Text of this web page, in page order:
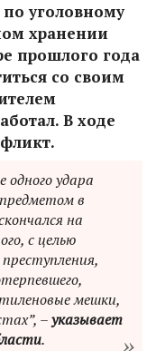
уголовному
хранении
прошлого года
со своим
В ходе
одного удара
в
на
с целью
мешки,
–указывает
.